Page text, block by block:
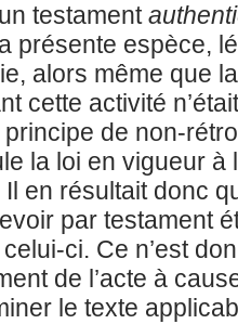
testament
présente espèce,
alors même que
cette activité
de non-
la loi en vigueur
Il en résultait donc
par testament
ci. Ce n’est
de l’acte à
le texte